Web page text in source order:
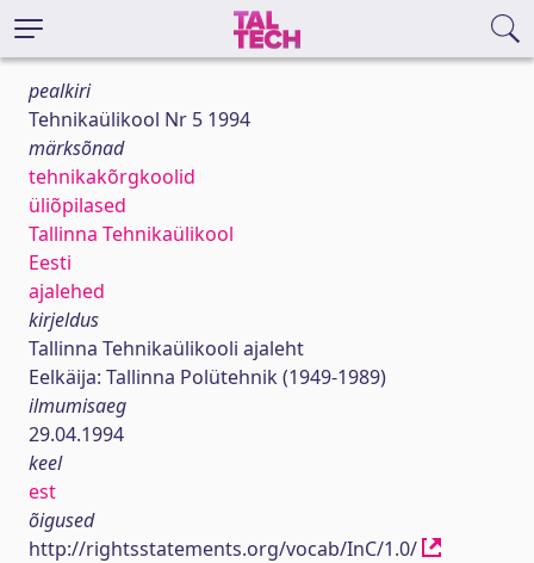
pealkiri
Tehnikaülikool Nr 5 1994
märksõnad
tehnikakõrgkoolid
üliõpilased
Tallinna Tehnikaülikool
Eesti
ajalehed
kirjeldus
Tallinna Tehnikaülikooli ajaleht
Eelkäija: Tallinna Polütehnik (1949-1989)
ilmumisaeg
29.04.1994
keel
est
õigused
http://rightsstatements.org/vocab/InC/1.0/